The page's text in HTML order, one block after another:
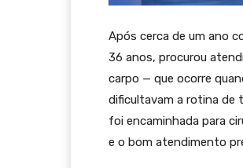
Após cerca de um ano
36 anos, procurou
carpo — que ocorre
dificultavam a rotina de
foi encaminhada para
e o bom atendimento